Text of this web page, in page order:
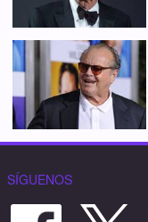
SÍGUENOS